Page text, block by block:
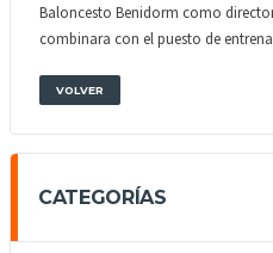
Baloncesto Benidorm como
combinara con el puesto de
VOLVER
CATEGORÍAS